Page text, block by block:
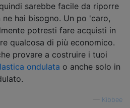
sarebbe facile da riporre
ne hai bisogno. Un po 'caro,
potresti fare acquisti in
qualcosa di più economico.
provare a costruire i tuoi
ondulata o anche solo in
Kibbee